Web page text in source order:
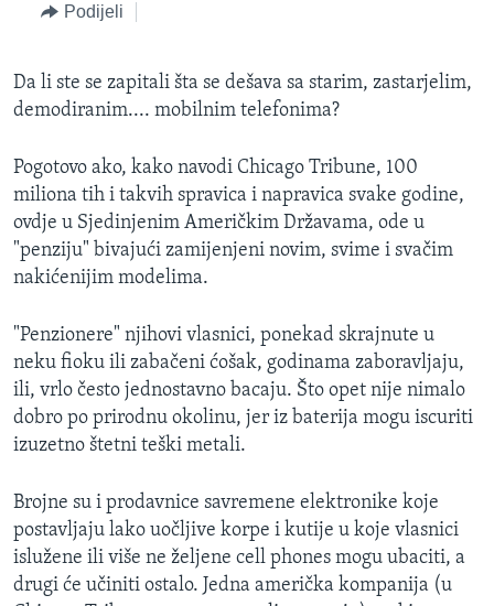
pretraguBOSNA I HERCEGOVINA
SPECIJALNI PROJEKTI
SLOBODA MEDIJA
IZBJEGLIČKA STRANA
MAGAZIN
O GLASU AMERIKE
PRATITE NAS
Podijeli
Da li ste se zapitali šta se dešava sa starim, zastarjelim,
demodiranim.... mobilnim telefonima?
Pogotovo ako, kako navodi Chicago Tribune, 100
miliona tih i takvih spravica i napravica svake godine,
ovdje u Sjedinjenim Američkim Državama, ode u
"penziju" bivajući zamijenjeni novim, svime i svačim
nakićenijim modelima.
"Penzionere" njihovi vlasnici, ponekad skrajnute u
neku fioku ili zabačeni ćošak, godinama zaboravljaju,
ili, vrlo često jednostavno bacaju. Što opet nije nimalo
dobro po prirodnu okolinu, jer iz baterija mogu iscuriti
izuzetno štetni teški metali.
Brojne su i prodavnice savremene elektronike koje
postavljaju lako uočljive korpe i kutije u koje vlasnici
islužene ili više ne željene cell phones mogu ubaciti, a
drugi će učiniti ostalo. Jedna američka kompanija (u